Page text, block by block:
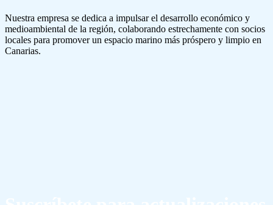
Nuestra empresa se dedica a impulsar el desarrollo económico y
medioambiental de la región, colaborando estrechamente con socios
locales para promover un espacio marino más próspero y limpio en
Canarias.